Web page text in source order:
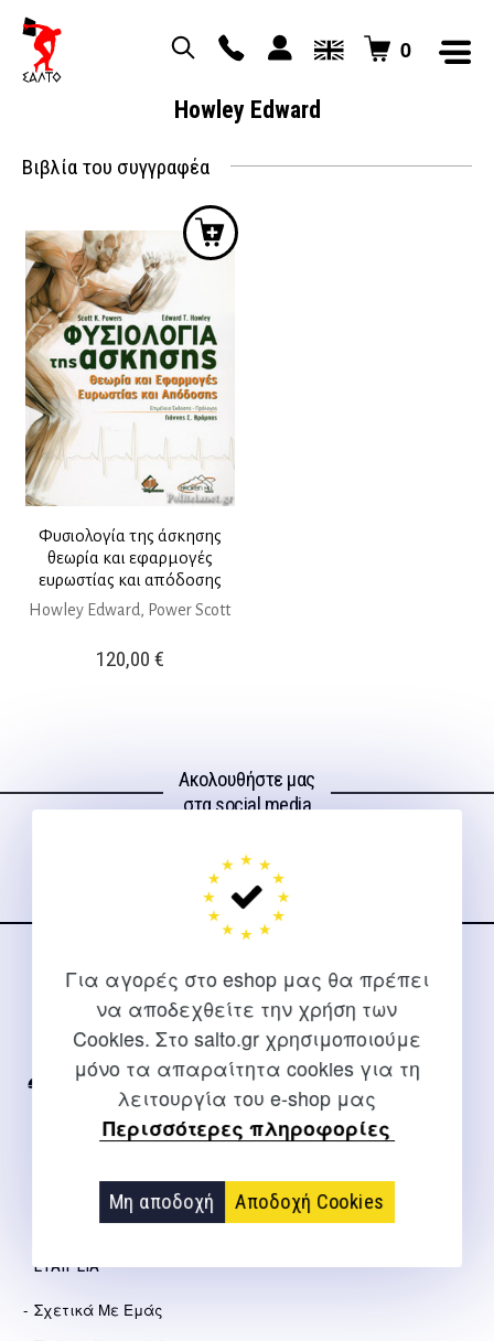
Για αγορές στο eshop μας θα πρέπει
να αποδεχθείτε την χρήση των
Cookies. Στο salto.gr χρησιμοποιούμε
μόνο τα απαραίτητα cookies για τη
λειτουργία του e-shop μας
Περισσότερες πληροφορίες
Μη αποδοχή Αποδοχή Cookies
0
Howley Edward
Βιβλία του συγγραφέα
Φυσιολογία της άσκησης
θεωρία και εφαρμογές
ευρωστίας και απόδοσης
Howley Edward, Power Scott
120,00 €
Ακολουθήστε μας
στα social media
ΕΠΙΚΟΙΝΩΝΊΑ
Για διευκρινίσεις και υποστήριξη παραγγελιών μέσω του
Internet
2310 267108
info@salto.gr
Αγγελάκη 21, Θεσσαλονίκη
ΕΤΑΙΡΕΊΑ
Σχετικά Με Εμάς